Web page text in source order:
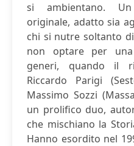
si ambientano.
originale, adatto sia
chi si nutre soltanto
non optare per
generi, quando il
Riccardo Parigi
Massimo Sozzi
un prolifico duo,
che mischiano la
Hanno esordito nel